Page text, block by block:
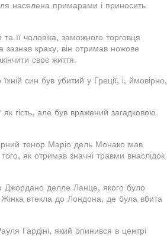
населена примарами і приносить
її чоловіка, заможного торговця
зазнав краху, він отримав ножове
своє життя.
син був убитий у Греції, і, ймовірно,
гість, але був вражений загадковою
тенор Маріо дель Монако мав
як отримав значні травми внаслідок
Джордано делле Ланце, якого було
втекла до Лондона, де була вбита
Гардіні, який опинився в центрі